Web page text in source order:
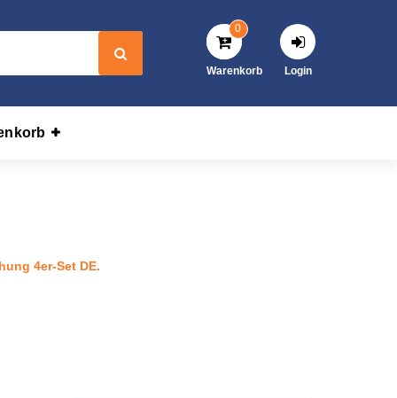
0
Warenkorb Login
4er-Set DE.